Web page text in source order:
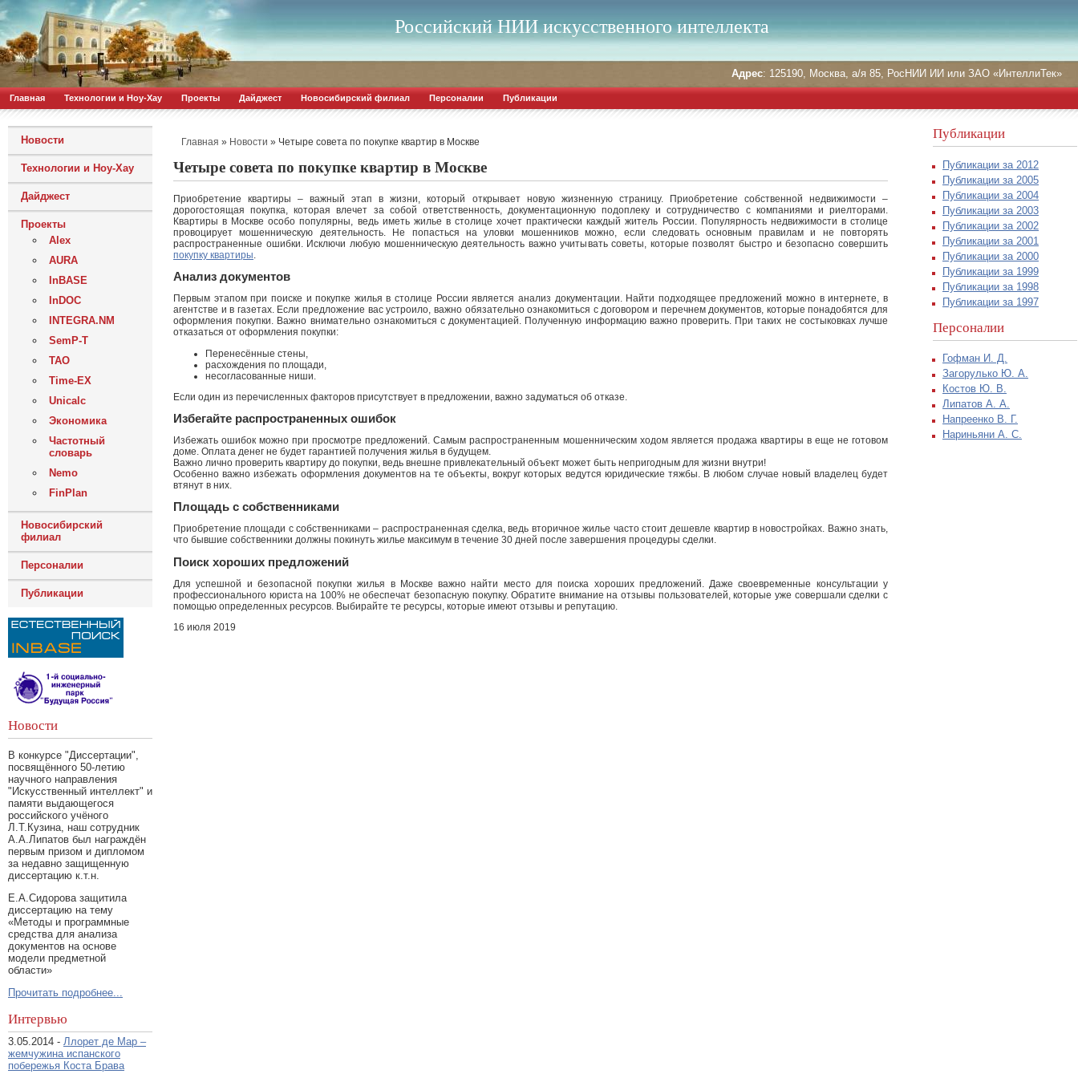
Российский НИИ искусственного интеллекта
Адрес: 125190, Москва, а/я 85, РосНИИ ИИ или ЗАО «ИнтеллиТек»
Главная Технологии и Ноу-Хау Проекты Дайджест Новосибирский филиал Персоналии Публикации
Новости
Технологии и Ноу-Хау
Дайджест
Проекты
Alex
AURA
InBASE
InDOC
INTEGRA.NM
SemP-T
ТАО
Time-EX
Unicalc
Экономика
Частотный
словарь
Nemo
FinPlan
Новосибирский
филиал
Персоналии
Публикации
Новости
В конкурсе "Диссертации",
посвящённого 50-летию
научного направления
"Искусственный интеллект" и
памяти выдающегося
российского учёного
Л.Т.Кузина, наш сотрудник
А.А.Липатов был награждён
первым призом и дипломом
за недавно защищенную
диссертацию к.т.н.
Е.А.Сидорова защитила
диссертацию на тему
«Методы и программные
средства для анализа
документов на основе
модели предметной
области»
Прочитать подробнее...
Интервью
3.05.2014 - Ллорет де Мар –
жемчужина испанского
побережья Коста Брава
Главная » Новости » Четыре совета по покупке квартир в Москве
Четыре совета по покупке квартир в Москве
Приобретение квартиры – важный этап в жизни, который открывает новую жизненную страницу. Приобретение собственной недвижимости –
дорогостоящая покупка, которая влечет за собой ответственность, документационную подоплеку и сотрудничество с компаниями и риелторами.
Квартиры в Москве особо популярны, ведь иметь жилье в столице хочет практически каждый житель России. Популярность недвижимости в столице
провоцирует мошенническую деятельность. Не попасться на уловки мошенников можно, если следовать основным правилам и не повторять
распространенные ошибки. Исключи любую мошенническую деятельность важно учитывать советы, которые позволят быстро и безопасно совершить
покупку квартиры.
Анализ документов
Первым этапом при поиске и покупке жилья в столице России является анализ документации. Найти подходящее предложений можно в интернете, в
агентстве и в газетах. Если предложение вас устроило, важно обязательно ознакомиться с договором и перечнем документов, которые понадобятся для
оформления покупки. Важно внимательно ознакомиться с документацией. Полученную информацию важно проверить. При таких не состыковках лучше
отказаться от оформления покупки:
Перенесённые стены,
расхождения по площади,
несогласованные ниши.
Если один из перечисленных факторов присутствует в предложении, важно задуматься об отказе.
Избегайте распространенных ошибок
Избежать ошибок можно при просмотре предложений. Самым распространенным мошенническим ходом является продажа квартиры в еще не готовом
доме. Оплата денег не будет гарантией получения жилья в будущем.
Важно лично проверить квартиру до покупки, ведь внешне привлекательный объект может быть непригодным для жизни внутри!
Особенно важно избежать оформления документов на те объекты, вокруг которых ведутся юридические тяжбы. В любом случае новый владелец будет
втянут в них.
Площадь с собственниками
Приобретение площади с собственниками – распространенная сделка, ведь вторичное жилье часто стоит дешевле квартир в новостройках. Важно знать,
что бывшие собственники должны покинуть жилье максимум в течение 30 дней после завершения процедуры сделки.
Поиск хороших предложений
Для успешной и безопасной покупки жилья в Москве важно найти место для поиска хороших предложений. Даже своевременные консультации у
профессионального юриста на 100% не обеспечат безопасную покупку. Обратите внимание на отзывы пользователей, которые уже совершали сделки с
помощью определенных ресурсов. Выбирайте те ресурсы, которые имеют отзывы и репутацию.
16 июля 2019
Публикации
Публикации за 2012
Публикации за 2005
Публикации за 2004
Публикации за 2003
Публикации за 2002
Публикации за 2001
Публикации за 2000
Публикации за 1999
Публикации за 1998
Публикации за 1997
Персоналии
Гофман И. Д.
Загорулько Ю. А.
Костов Ю. В.
Липатов А. А.
Напреенко В. Г.
Нариньяни А. С.